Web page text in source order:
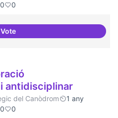
0 0
VoteConsolidar oferta antena
antidisciplinar
del Canòdrom
1 any
0 0